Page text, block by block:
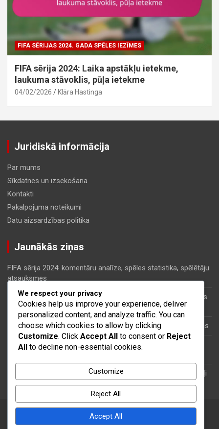
FIFA SĒRIJAS 2024. GADA SPĒLES IEZĪMES
FIFA sērija 2024: Laika apstākļu ietekme,
laukuma stāvoklis, pūļa ietekme
04/02/2026 Klāra Hastinga
Juridiskā informācija
Par mums
Sīkdatnes un izsekošana
Kontakti
Pakalpojuma noteikumi
Datu aizsardzības politika
Jaunākās ziņas
FIFA sērija 2024: komentāru analīze, spēles statistika, spēlētāju
atsauksmes
FIFA sērija 2024: taktiskās inovācijas, meta izmaiņas, kopienas
stratēģijas
FIFA sērija 2024: Spēlētāju līgumi, algu griesti, finansiālās sekas
FIFA sērija 2024: Laika apstākļu ietekme, laukuma stāvoklis,
FIFA sērija 2024: Jaunie talanti, Skautu ziņojumi, Attīstības ceļi
jurmalafc.lv Theme by:
We respect your privacy
Cookies help us improve your experience, deliver
personalized content, and analyze traffic. You can
choose which cookies to allow by clicking
Customize. Click Accept All to consent or Reject
All to decline non-essential cookies.
Customize
Reject All
Accept All